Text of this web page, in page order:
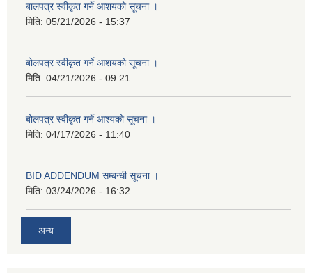
बालपत्र स्वीकृत गर्ने आशयको सूचना ।
मिति: 05/21/2026 - 15:37
बोलपत्र स्वीकृत गर्ने आशयको सूचना ।
मिति: 04/21/2026 - 09:21
बोलपत्र स्वीकृत गर्ने आश्यको सूचना ।
मिति: 04/17/2026 - 11:40
BID ADDENDUM सम्बन्धी सूचना ।
मिति: 03/24/2026 - 16:32
अन्य